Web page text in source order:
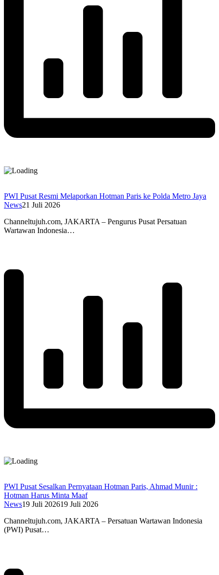
PWI Pusat Resmi Melaporkan Hotman Paris ke Polda Metro Jaya
News21 Juli 2026
Channeltujuh.com, JAKARTA – Pengurus Pusat Persatuan
Wartawan Indonesia…
PWI Pusat Sesalkan Pernyataan Hotman Paris, Ahmad Munir :
Hotman Harus Minta Maaf
News19 Juli 202619 Juli 2026
Channeltujuh.com, JAKARTA – Persatuan Wartawan Indonesia
(PWI) Pusat…